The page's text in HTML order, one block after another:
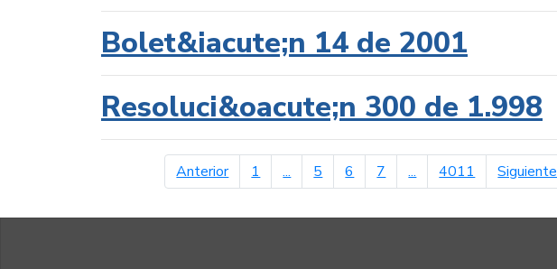
Bolet&iacute;n 14 de 2001
Resoluci&oacute;n 300 de 1.998
Anteriorpágina anterior
1 ... 5 6 7 ... 4011 Siguiente